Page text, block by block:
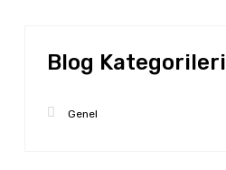
Blog Kategorileri
Genel